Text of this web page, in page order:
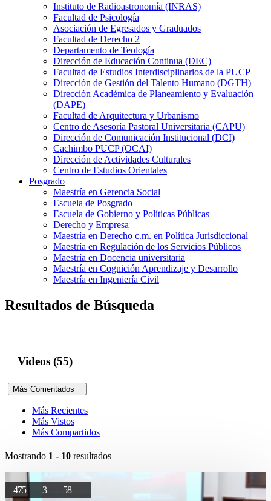
Instituto de Radioastronomía (INRAS)
Facultad de Psicología
Asociación de Egresados y Graduados
Facultad de Derecho 2
Departamento de Teología
Dirección de Educación Continua (DEC)
Facultad de Estudios Interdisciplinarios de la PUCP
Dirección de Gestión del Talento Humano (DGTH)
Dirección Académica de Planeamiento y Evaluación
(DAPE)
Facultad de Arquitectura y Urbanismo
Centro de Asesoría Pastoral Universitaria (CAPU)
Dirección de Comunicación Institucional (DCI)
Cachimbo PUCP (OCAI)
Dirección de Actividades Culturales
Centro de Estudios Orientales
Posgrado
Maestría en Gerencia Social
Escuela de Posgrado
Escuela de Gobierno y Políticas Públicas
Derecho y Empresa
Maestría en Derecho c.m. en Política Jurisdiccional
Maestría en Regulación de los Servicios Públicos
Maestría en Docencia universitaria
Maestría en Cognición Aprendizaje y Desarrollo
Maestría en Ingeniería Civil
Resultados de Búsqueda
Videos (55)
Más Comentados
Más Recientes
Más Vistos
Más Compartidos
Mostrando 1 - 10 resultados
475 3 58